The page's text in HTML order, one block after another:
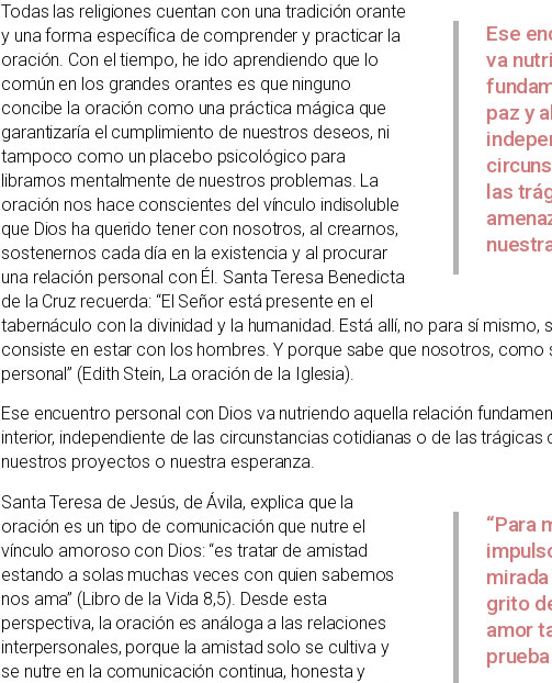
Ese
va
paz y
las
Todas las religiones cuentan con una tradición orante
y una forma específica de comprender y practicar la
oración. Con el tiempo, he ido aprendiendo que lo
común en los grandes orantes es que ninguno
concibe la oración como una práctica mágica que
garantizaría el cumplimiento de nuestros deseos, ni
tampoco como un placebo psicológico para
librarnos mentalmente de nuestros problemas. La
oración nos hace conscientes del vínculo indisoluble
que Dios ha querido tener con nosotros, al crearnos,
sostenernos cada día en la existencia y al procurar
una relación personal con Él. Santa Teresa Benedicta
de la Cruz recuerda: “El Señor está presente en el
tabernáculo con la divinidad y la humanidad. Está allí, no para sí
consiste en estar con los hombres. Y porque sabe que nosotros,
personal” (Edith Stein, La oración de la Iglesia).
Ese encuentro personal con Dios va nutriendo aquella relación
interior, independiente de las circunstancias cotidianas o de las trágicas
nuestros proyectos o nuestra esperanza.
“Para
grito
amor
Santa Teresa de Jesús, de Ávila, explica que la
oración es un tipo de comunicación que nutre el
vínculo amoroso con Dios: “es tratar de amistad
estando a solas muchas veces con quien sabemos
nos ama” (Libro de la Vida 8,5). Desde esta
perspectiva, la oración es análoga a las relaciones
interpersonales, porque la amistad solo se cultiva y
se nutre en la comunicación continua, honesta y